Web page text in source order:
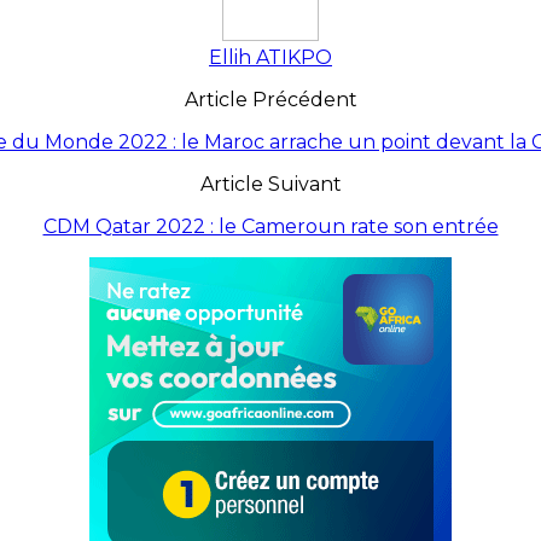
Ellih ATIKPO
Article Précédent
du Monde 2022 : le Maroc arrache un point devant la
Article Suivant
CDM Qatar 2022 : le Cameroun rate son entrée